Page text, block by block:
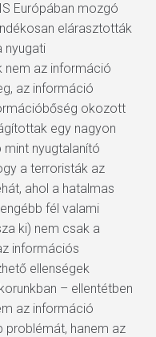
Európában mozgó
elárasztották
nyugati
nem az információ
az információ
okozott
egy nagyon
nyugtalanító
a terroristák az
ahol a hatalmas
fél valami
ki) nem csak a
információs
ellenségek
– ellentétben
az információ
problémát, hanem az